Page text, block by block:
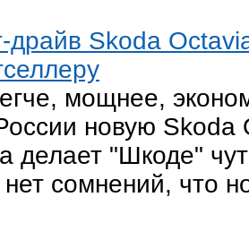
драйв Skoda
мощнее,
новую
делает "Шкоде"
сомнений, что